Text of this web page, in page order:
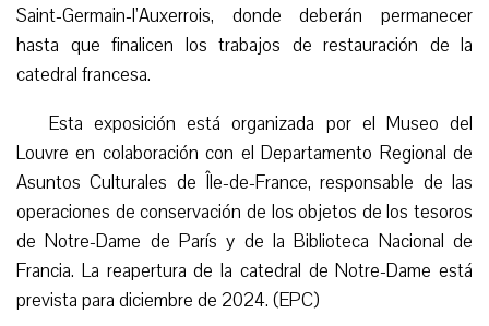
Saint-Germain-l’Auxerrois, donde deberán permanecer
hasta que finalicen los trabajos de restauración de la
catedral francesa.
Esta exposición está organizada por el Museo del
Louvre en colaboración con el Departamento Regional de
Asuntos Culturales de Île-de-France, responsable de las
operaciones de conservación de los objetos de los tesoros
de Notre-Dame de París y de la Biblioteca Nacional de
Francia. La reapertura de la catedral de Notre-Dame está
prevista para diciembre de 2024. (EPC)